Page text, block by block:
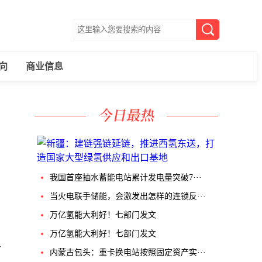
商业信息
我国首座抽水蓄能电站累计发电量突破7···
当火电联手储能，会激发出怎样的连锁反···
万亿氢能大利好！七部门发文
万亿氢能大利好！七部门发文
内蒙古包头：重卡换电站按照固定资产实···